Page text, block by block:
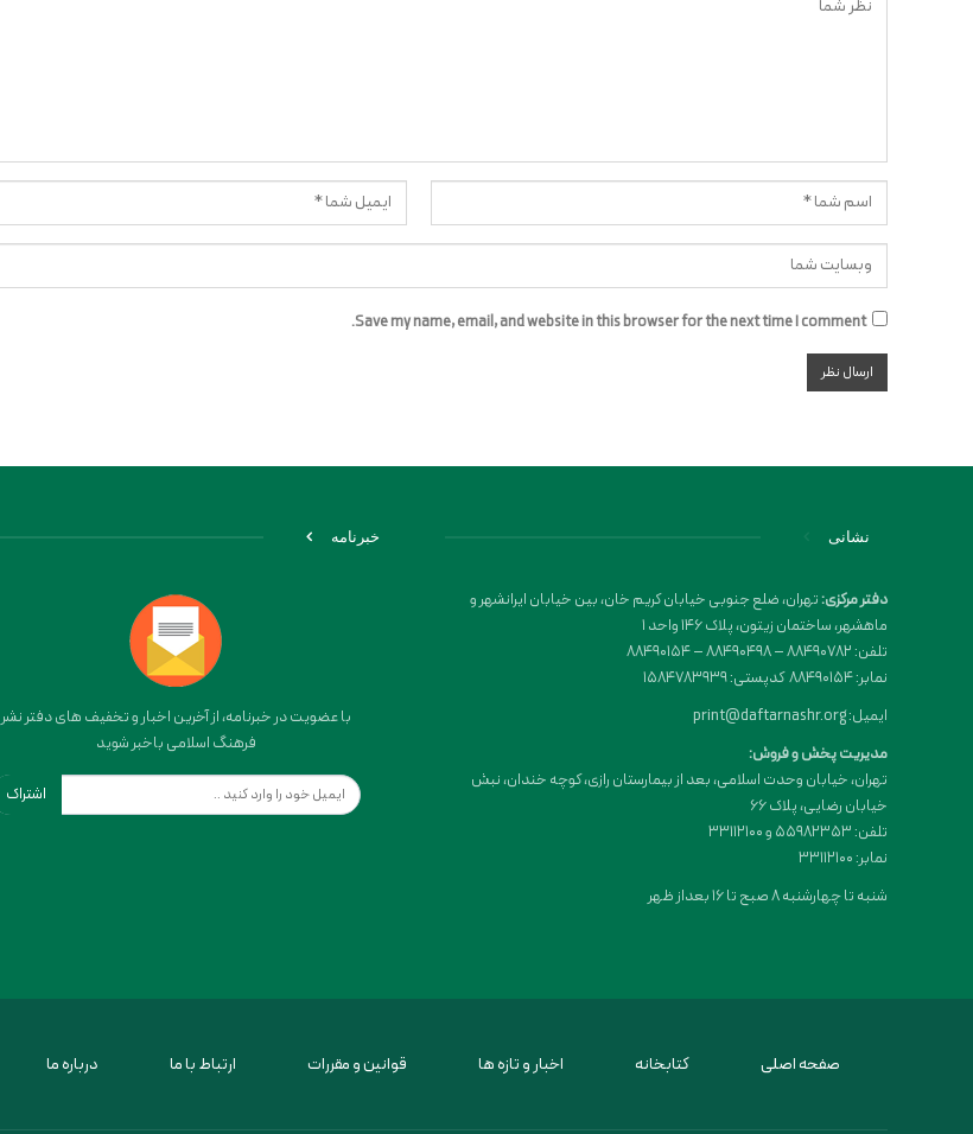
Save my name, email, and website in this browser for the next time I comment.
نشانی
دفتر مرکزی:تهران، ضلع جنوبی خیابان کریم خان، بین خیابان ایرانشهر و
ماهشهر، ساختمان زیتون، پلاک 146 واحد 1
تلفن: 88490782 – 88490498 – 88490154
نمابر: 88490154 کدپستی: 1584783939
ایمیل: print@daftarnashr.org
مدیریت پخش و فروش:
تهران، خیابان وحدت اسلامی، بعد از بیمارستان رازی، کوچه خندان، نبش
خیابان رضایی، پلاک ۶۶
تلفن: 55982353 و 33112100
نمابر: 33112100
شنبه تا چهارشنبه 8 صبح تا 16 بعداز ظهر
خبرنامه
با عضویت در خبرنامه، از آخرین اخبار و تخفیف های دفتر نشر
فرهنگ اسلامی باخبر شوید
اشتراک
صفحه اصلی کتابخانه اخبار و تازه ها قوانین و مقررات ارتباط با ما درباره ما